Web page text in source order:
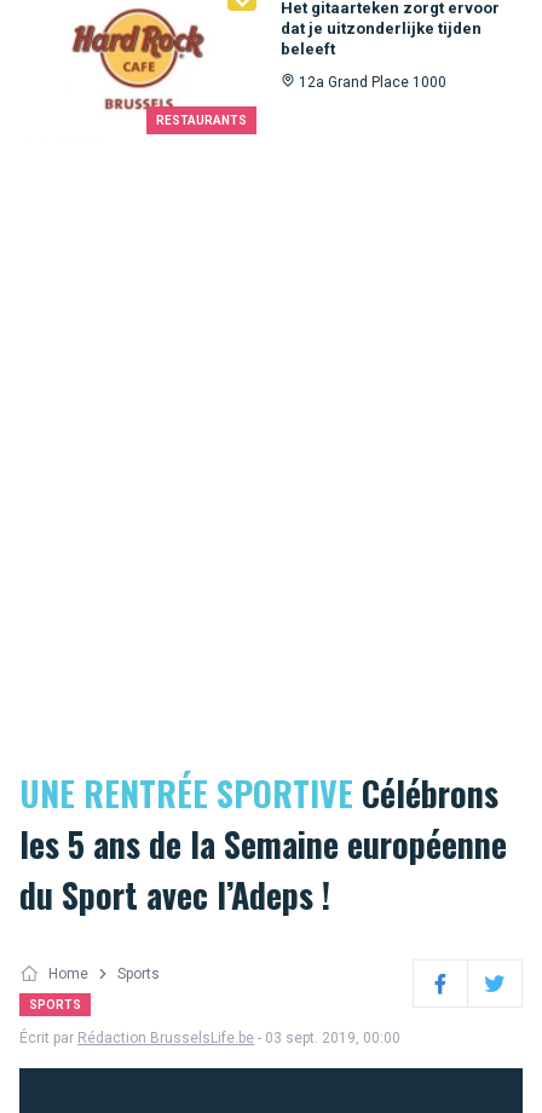
RESTAURANTS
Het gitaarteken zorgt ervoor
dat je uitzonderlijke tijden
beleeft
12a Grand Place 1000
UNE RENTRÉE SPORTIVE Célébrons
les 5 ans de la Semaine européenne
du Sport avec l’Adeps !
Home Sports
SPORTS FacebookTwitter
Écrit par Rédaction BrusselsLife.be - 03 sept. 2019, 00:00